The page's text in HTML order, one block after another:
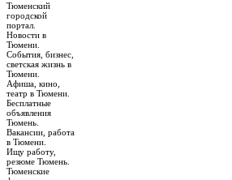
Тюменский
городской
портал.
Новости в
Тюмени.
События, бизнес,
светская жизнь в
Тюмени.
Афиша, кино,
театр в Тюмени.
Бесплатные
объявления
Тюмень.
Вакансии, работа
в Тюмени.
Ищу работу,
резюме Тюмень.
Тюменские